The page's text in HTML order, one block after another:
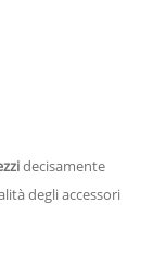
decisamente
degli accessori